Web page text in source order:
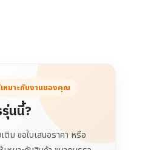
หมาะกับงานของคุณ
นนี้?
ติม ขอใบเสนอราคา หรือ